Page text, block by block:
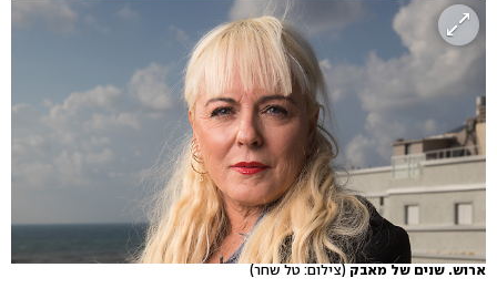
ארוש. שנים של מאבק (צילום: טל שחר)